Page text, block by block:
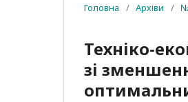
Головна / Архіви /
Техніко-
зі